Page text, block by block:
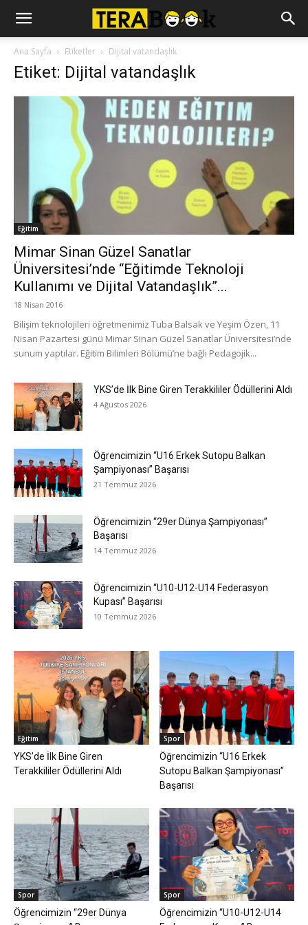
Ana Sayfa Etiketler Dijital vatandaşlık
Etiket: Dijital vatandaşlık
Eğitim
Mimar Sinan Güzel Sanatlar
Üniversitesi’nde “Eğitimde Teknoloji
Kullanımı ve Dijital Vatandaşlık”...
18 Nisan 2016
Bilişim teknolojileri öğretmenimiz Tuba Balsak ve Yeşim Özen, 11
Nisan Pazartesi günü Mimar Sinan Güzel Sanatlar Üniversitesi’nde
sunum yaptılar. Eğitim Bilimleri Bölümü’ne bağlı Pedagojik...
YKS’de İlk Bine Giren Terakkililer Ödüllerini Aldı
4 Ağustos 2026
Öğrencimizin “U16 Erkek Sutopu Balkan
Şampiyonası” Başarısı
21 Temmuz 2026
Öğrencimizin “29er Dünya Şampiyonası”
Başarısı
14 Temmuz 2026
Öğrencimizin “U10-U12-U14 Federasyon
Kupası” Başarısı
10 Temmuz 2026
Eğitim
YKS’de İlk Bine Giren
Terakkililer Ödüllerini Aldı
Spor
Öğrencimizin “U16 Erkek
Sutopu Balkan Şampiyonası”
Başarısı
Spor
Öğrencimizin “29er Dünya
Spor
Öğrencimizin “U10-U12-U14